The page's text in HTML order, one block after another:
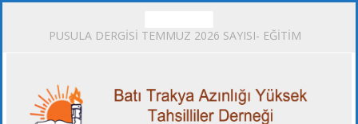
PUSULA DERGİSİ TEMMUZ 2026 SAYISI- EĞİTİM